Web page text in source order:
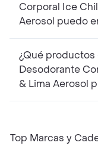
Corporal Ice
Aerosol puedo
¿Qué productos
Desodorante
& Lima Aerosol
Top Marcas y